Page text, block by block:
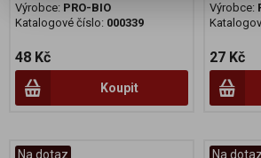
Výrobce: PRO-BIO
Katalogové číslo: 000339
48 Kč
Koupit
Výrobce:
27 Kč
Na dotaz Na dotaz